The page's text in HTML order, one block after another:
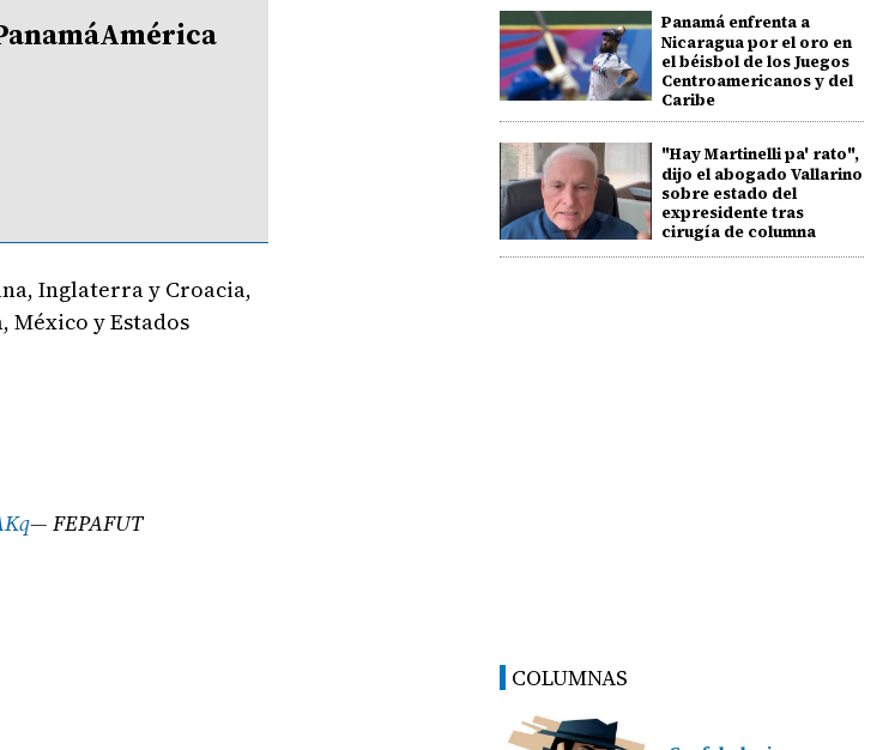
Inglaterra y Croacia,
México y Estados
— FEPAFUT
Panamá enfrenta a
Nicaragua por el oro en
el béisbol de los Juegos
Centroamericanos y del
Caribe
"Hay Martinelli pa' rato",
dijo el abogado Vallarino
sobre estado del
expresidente tras
cirugía de columna
COLUMNAS